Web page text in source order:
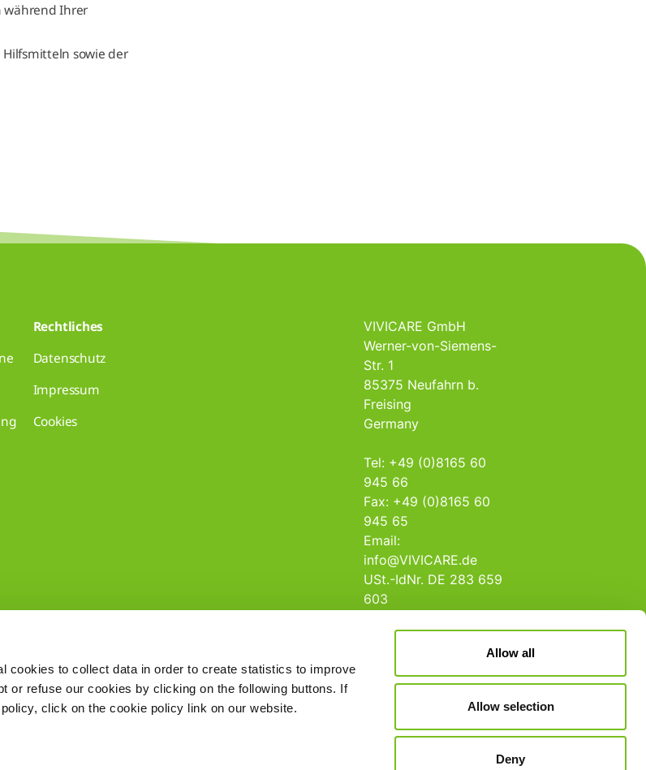
cookies to collect data in order to create statistics to improve
or refuse our cookies by clicking on the following buttons. If
click on the cookie policy link on our website.
Allow all
Allow selection
Deny
während Ihrer
sowie der
Rechtliches
Datenschutz
Impressum
Cookies
VIVICARE GmbH
Werner-von-Siemens-
Str. 1
85375 Neufahrn b.
Freising
Germany
Tel: +49 (0)8165 60
945 66
Fax: +49 (0)8165 60
945 65
Email:
info@VIVICARE.de
USt.-IdNr. DE 283 659
603